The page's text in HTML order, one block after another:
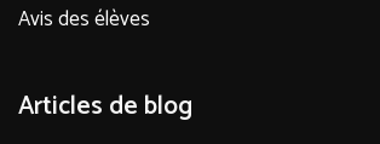
Avis des élèves
Articles de blog